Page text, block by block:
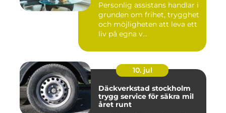
Personlig assistans handlar i
grunden om frihet, trygghet
och möjligheten att leva ett
liv på egna v...
10. jul
Däckverkstad stockholm
trygg service för säkra mil
året runt